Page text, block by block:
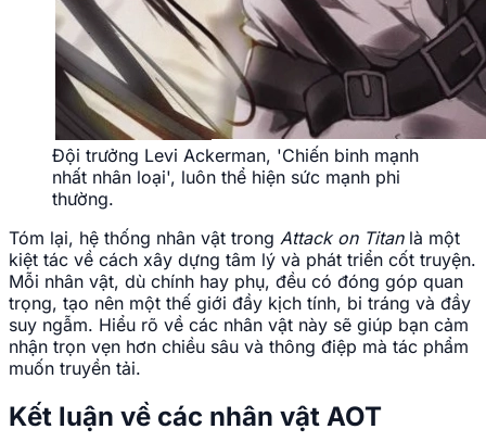
Đội trưởng Levi Ackerman, 'Chiến binh mạnh
nhất nhân loại', luôn thể hiện sức mạnh phi
thường.
Tóm lại, hệ thống nhân vật trong Attack on Titanlà một
kiệt tác về cách xây dựng tâm lý và phát triển cốt truyện.
Mỗi nhân vật, dù chính hay phụ, đều có đóng góp quan
trọng, tạo nên một thế giới đầy kịch tính, bi tráng và đầy
suy ngẫm. Hiểu rõ về các nhân vật này sẽ giúp bạn cảm
nhận trọn vẹn hơn chiều sâu và thông điệp mà tác phẩm
muốn truyền tải.
Kết luận về các nhân vật AOT